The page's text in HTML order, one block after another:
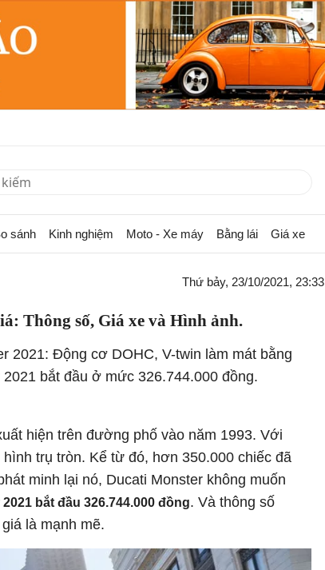
sánh Kinh nghiệm Moto - Xe máy Bằng lái Giá xe
Thứ bảy, 23/10/2021, 23:33
Thông số, Giá xe và Hình ảnh.
2021: Động cơ DOHC, V-twin làm mát bằng
bắt đầu ở mức 326.744.000 đồng.
hiện trên đường phố vào năm 1993. Với
trụ tròn. Kể từ đó, hơn 350.000 chiếc đã
minh lại nó, Ducati Monster không muốn
bắt đầu 326.744.000 đồng. Và thông số
là mạnh mẽ.